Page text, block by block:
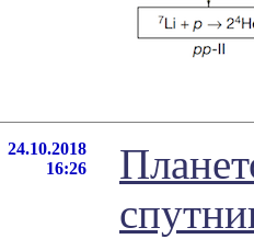
24.10.2018
16:26